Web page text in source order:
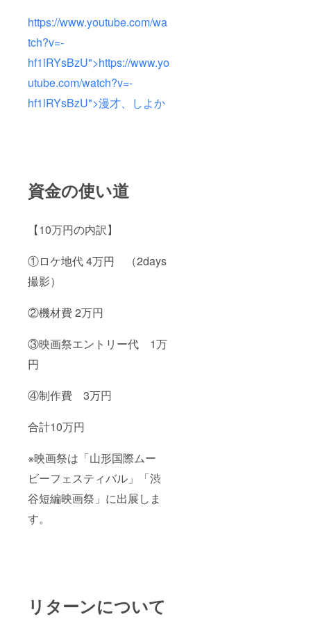
https://www.youtube.com/wa
tch?v=-
hf1lRYsBzU">https://www.yo
utube.com/watch?v=-
hf1lRYsBzU">漫才、しよか
資金の使い道
【10万円の内訳】
①ロケ地代 4万円 （2days
撮影）
②機材費 2万円
③映画祭エントリー代 1万
円
④制作費 3万円
合計10万円
※映画祭は「山形国際ムー
ビーフェスティバル」「渋
谷短編映画祭」に出展しま
す。
リターンについて